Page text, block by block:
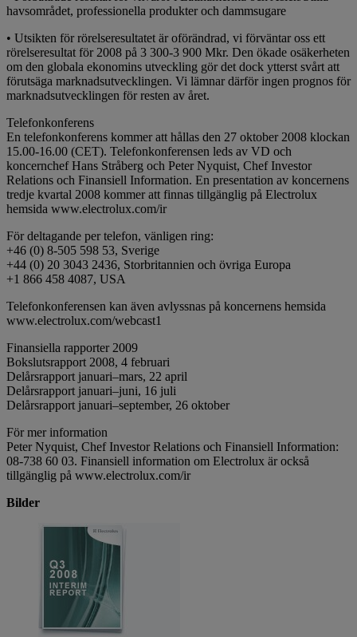
havsområdet, professionella produkter och dammsugare
• Utsikten för rörelseresultatet är oförändrad, vi förväntar oss ett
rörelseresultat för 2008 på 3 300-3 900 Mkr. Den ökade osäkerheten
om den globala ekonomins utveckling gör det dock ytterst svårt att
förutsäga marknadsutvecklingen. Vi lämnar därför ingen prognos för
marknadsutvecklingen för resten av året.
Telefonkonferens
En telefonkonferens kommer att hållas den 27 oktober 2008 klockan
15.00-16.00 (CET). Telefonkonferensen leds av VD och
koncernchef Hans Stråberg och Peter Nyquist, Chef Investor
Relations och Finansiell Information. En presentation av koncernens
tredje kvartal 2008 kommer att finnas tillgänglig på Electrolux
hemsida www.electrolux.com/ir
För deltagande per telefon, vänligen ring:
+46 (0) 8-505 598 53, Sverige
+44 (0) 20 3043 2436, Storbritannien och övriga Europa
+1 866 458 4087, USA
Telefonkonferensen kan även avlyssnas på koncernens hemsida
www.electrolux.com/webcast1
Finansiella rapporter 2009
Bokslutsrapport 2008, 4 februari
Delårsrapport januari–mars, 22 april
Delårsrapport januari–juni, 16 juli
Delårsrapport januari–september, 26 oktober
För mer information
Peter Nyquist, Chef Investor Relations och Finansiell Information:
08-738 60 03. Finansiell information om Electrolux är också
tillgänglig på www.electrolux.com/ir
Bilder